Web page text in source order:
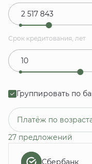
Срок кредитования, лет
Группировать по
Платёж по
27 предложений
Сбербанк